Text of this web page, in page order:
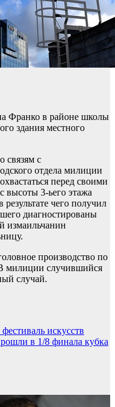
Франко в районе школы
здания местного
связям с
отдела милиции
перед своими
высоты 3-ьего этажа
чего получил
диагностированы
измаильчанин
производство по
милиции случившийся
случай.
искусств
в 1/8 финала кубка